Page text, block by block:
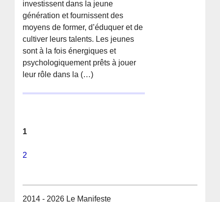
investissent dans la jeune
génération et fournissent des
moyens de former, d’éduquer et de
cultiver leurs talents. Les jeunes
sont à la fois énergiques et
psychologiquement prêts à jouer
leur rôle dans la (…)
1
2
2014 - 2026 Le Manifeste